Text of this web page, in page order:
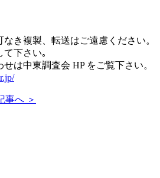
き複製、転送はご遠慮ください。
て下さい｡
は中東調査会 HP をご覧下さい。
事へ ＞